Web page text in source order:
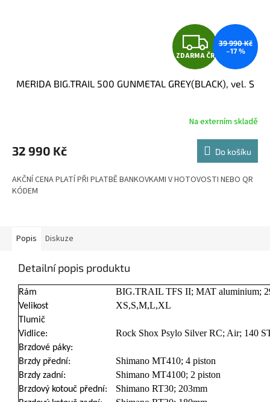
Z
D
A
R
M
A
ZDARMA ČR
39 990 Kč
–17 %
MERIDA BIG.TRAIL 500 GUNMETAL GREY(BLACK), vel. S
Na externím skladě
32 990 Kč Do košíku
AKČNÍ CENA PLATÍ PŘI PLATBĚ BANKOVKAMI V HOTOVOSTI NEBO QR
KÓDEM
Popis Diskuze
Detailní popis produktu
Rám BIG.TRAIL TFS II; MAT aluminium;
Velikost XS,S,M,L,XL
Tlumič
Vidlice:
Rock Shox Psylo Silver RC; Air; 140
Brzdové páky:
Brzdy přední:
Shimano MT410; 4 piston
Brzdy zadní: Shimano MT4100; 2 piston
Brzdový kotouč přední: Shimano RT30; 203mm